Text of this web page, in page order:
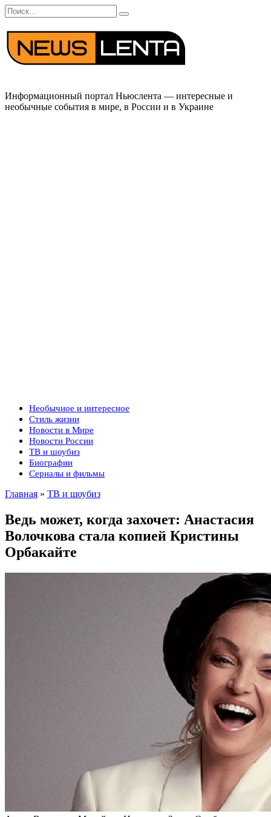
Перейти
к
содержанию
Search
for:
Информационный портал Ньюслента — интересные и
необычные события в мире, в России и в Украине
Необычное и интересное
Стиль жизни
Новости в Мире
Новости России
ТВ и шоубиз
Биографии
Сериалы и фильмы
Главная » ТВ и шоубиз
Ведь может, когда захочет: Анастасия
Волочкова стала копией Кристины
Орбакайте